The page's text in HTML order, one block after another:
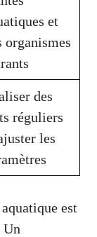
et
organismes
des
réguliers
les
est
Un